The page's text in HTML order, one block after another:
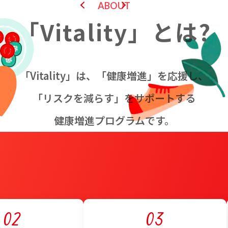
ABOUT
「Vitality」とは?
「Vitality」は、「健康増進」を応援し、
「リスクを減らす」をサポートする
健康増進プログラムです。
02 03